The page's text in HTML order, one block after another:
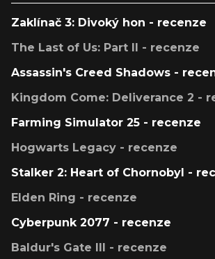
Zaklínač 3: Divoký hon - recenze
The Last of Us: Part II - recenze
Assassin's Creed Shadows -
Kingdom Come: Deliverance 2 -
Farming Simulator 25 - recenze
Hogwarts Legacy - recenze
Stalker 2: Heart of Chornobyl -
Elden Ring - recenze
Cyberpunk 2077 - recenze
Baldur's Gate III - recenze